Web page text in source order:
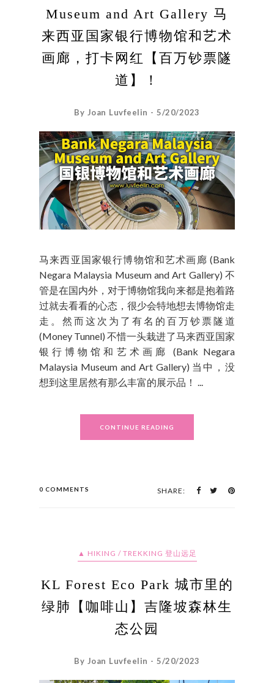
Museum and Art Gallery 马
来西亚国家银行博物馆和艺术
画廊，打卡网红【百万钞票隧
道】！
By Joan Luvfeelin - 5/20/2023
马来西亚国家银行博物馆和艺术画廊 (Bank
Negara Malaysia Museum and Art Gallery) 不
管是在国内外，对于博物馆我向来都是抱着路
过就去看看的心态，很少会特地想去博物馆走
走。然而这次为了有名的百万钞票隧道
(Money Tunnel) 不惜一头栽进了马来西亚国家
银行博物馆和艺术画廊 (Bank Negara
Malaysia Museum and Art Gallery) 当中，没
想到这里居然有那么丰富的展示品！ ...
CONTINUE READING
0 COMMENTS SHARE:
▲ HIKING / TREKKING 登山远足
KL Forest Eco Park 城市里的
绿肺【咖啡山】吉隆坡森林生
态公园
By Joan Luvfeelin - 5/20/2023